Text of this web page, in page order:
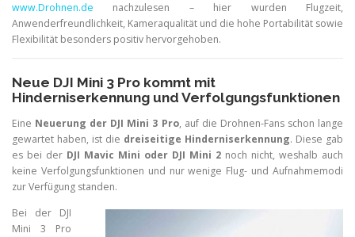
www.Drohnen.de nachzulesen – hier wurden Flugzeit,
Anwenderfreundlichkeit, Kameraqualität und die hohe Portabilität sowie
Flexibilität besonders positiv hervorgehoben.
Neue DJI Mini 3 Pro kommt mit
Hinderniserkennung und Verfolgungsfunktionen
Eine Neuerung der DJI Mini 3 Pro, auf die Drohnen-Fans schon lange
gewartet haben, ist die dreiseitige Hinderniserkennung. Diese gab
es bei der DJI Mavic Mini oder DJI Mini 2 noch nicht, weshalb auch
keine Verfolgungsfunktionen und nur wenige Flug- und Aufnahmemodi
zur Verfügung standen.
Bei der DJI
Mini 3 Pro